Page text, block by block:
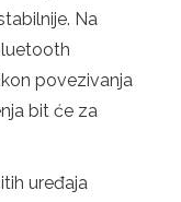
Na
povezivanja
bit će za
uređaja